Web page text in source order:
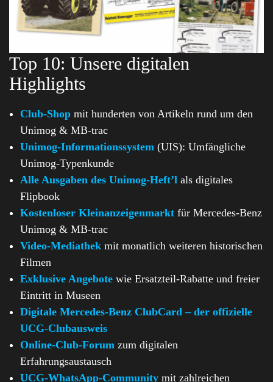
Top 10: Unsere digitalen
Highlights
Club-Shop mit hunderten von Artikeln rund um den
Unimog & MB-trac
Unimog-Informationssystem (UIS): Umfängliche
Unimog-Typenkunde
Alle Ausgaben des Unimog-Heft’l als digitales
Flipbook
Kostenloser Kleinanzeigenmarkt für Mercedes-Benz
Unimog & MB-trac
Video-Mediathek mit monatlich weiteren historischen
Filmen
Exklusive Angebote wie Ersatzteil-Rabatte und freier
Eintritt in Museen
Digitale Mercedes-Benz ClubCard – der offizielle
UCG-Clubausweis
Online-Club-Forum zum digitalen
Erfahrungsaustausch
UCG-WhatsApp-Community mit zahlreichen